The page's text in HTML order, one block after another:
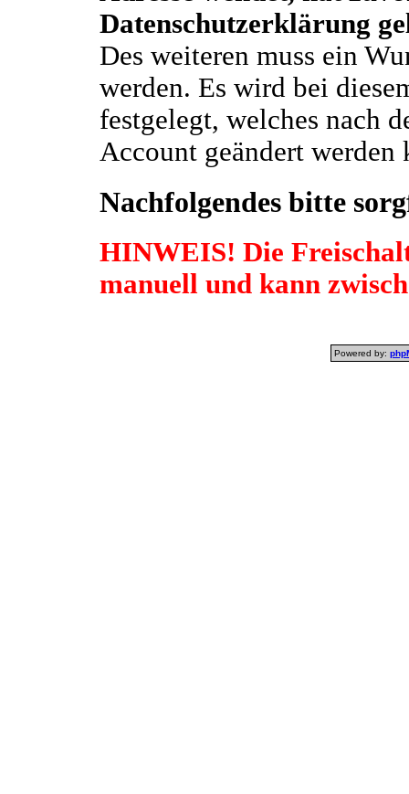
Datenschutzerklärung
Des weiteren muss ein
werden. Es wird bei
festgelegt, welches nach
Account geändert werden
Nachfolgendes bitte
HINWEIS! Die
manuell und kann
Powered by: